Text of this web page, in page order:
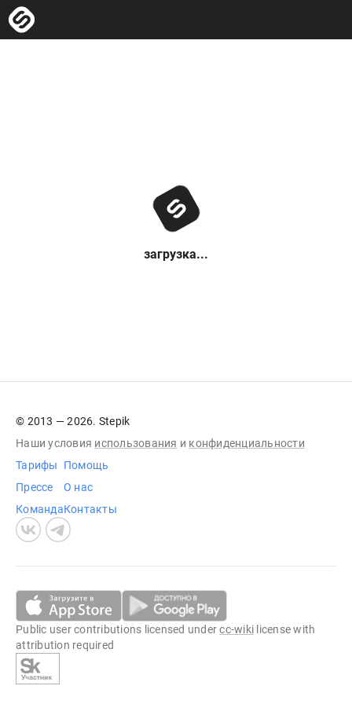
загрузка...
© 2013 — 2026. Stepik
Наши условия использования и конфиденциальности
Тарифы
Прессе
Команда
Помощь
О нас
Контакты
Public user contributions licensed undercc-wiki license with
attribution required